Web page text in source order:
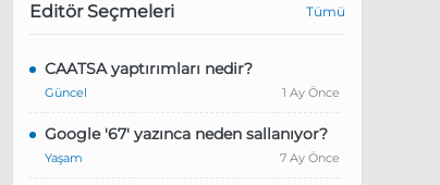
Editör Seçmeleri Tümü
CAATSA yaptırımları nedir?
Güncel 1 Ay Önce
Google '67' yazınca neden sallanıyor?
Yaşam 7 Ay Önce